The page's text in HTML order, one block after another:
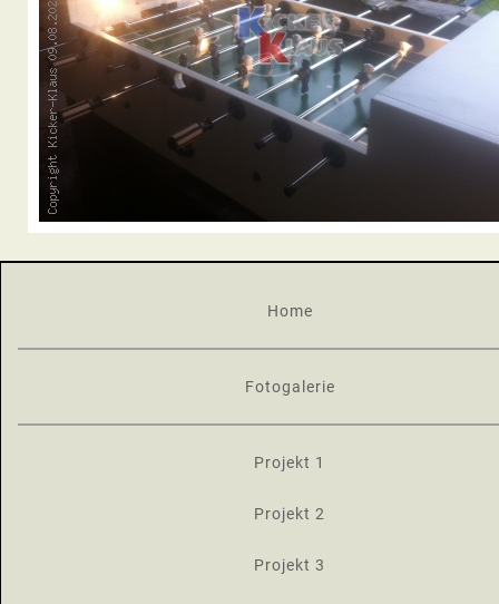
Home
Fotogalerie
Projekt 1
Projekt 2
Projekt 3